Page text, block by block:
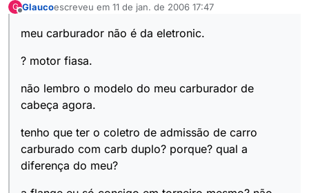
G Glaucoescreveu em 11 de jan. de 2006 17:47
última edição por
meu carburador não é da eletronic.
? motor fiasa.
não lembro o modelo do meu carburador de
cabeça agora.
tenho que ter o coletro de admissão de carro
carburado com carb duplo? porque? qual a
diferença do meu?